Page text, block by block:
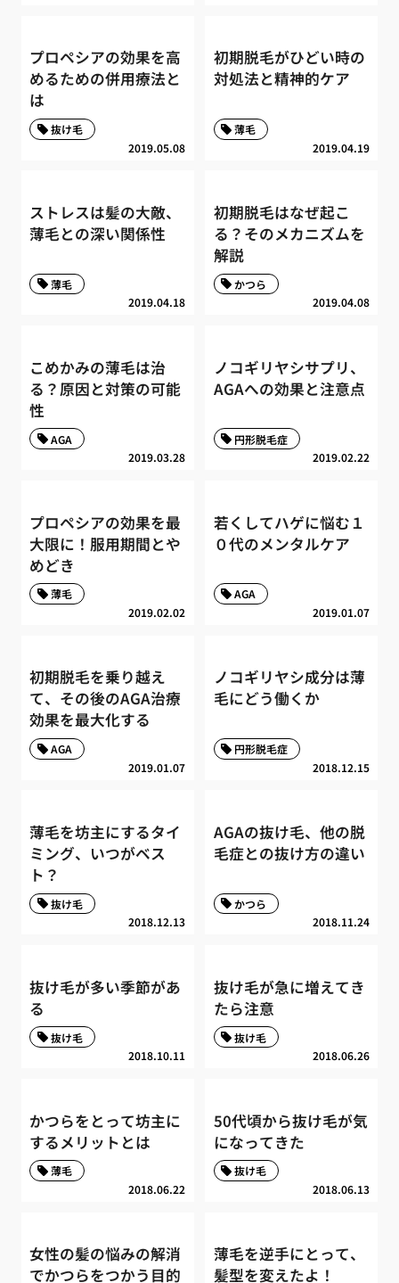
プロペシアの効果を高
めるための併用療法と
は
2019.05.08
抜け毛
初期脱毛がひどい時の
対処法と精神的ケア
2019.04.19
薄毛
ストレスは髪の大敵、
薄毛との深い関係性
2019.04.18
薄毛
初期脱毛はなぜ起こ
る？そのメカニズムを
解説
2019.04.08
かつら
こめかみの薄毛は治
る？原因と対策の可能
性
2019.03.28
AGA
ノコギリヤシサプリ、
AGAへの効果と注意点
2019.02.22
円形脱毛症
プロペシアの効果を最
大限に！服用期間とや
めどき
2019.02.02
薄毛
若くしてハゲに悩む１
０代のメンタルケア
2019.01.07
AGA
初期脱毛を乗り越え
て、その後のAGA治療
効果を最大化する
2019.01.07
AGA
ノコギリヤシ成分は薄
毛にどう働くか
2018.12.15
円形脱毛症
薄毛を坊主にするタイ
ミング、いつがベス
ト？
2018.12.13
抜け毛
AGAの抜け毛、他の脱
毛症との抜け方の違い
2018.11.24
かつら
抜け毛が多い季節があ
る
2018.10.11
抜け毛
抜け毛が急に増えてき
たら注意
2018.06.26
抜け毛
かつらをとって坊主に
するメリットとは
2018.06.22
薄毛
50代頃から抜け毛が気
になってきた
2018.06.13
抜け毛
女性の髪の悩みの解消
でかつらをつかう目的
薄毛を逆手にとって、
髪型を変えたよ！